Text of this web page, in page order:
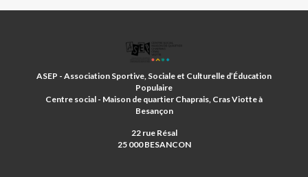
SPORTIVE
ET
D'EDUCATION
POPULAIRE
ASEP - Association Sportive, Sociale et Culturelle d’Éducation
Populaire
Centre social - Maison de quartier Chaprais, Cras Viotte à
Besançon
22 rue Résal
25 000 BESANCON